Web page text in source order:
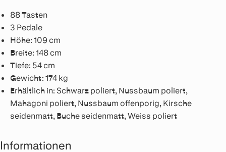
88 Tasten
3 Pedale
Höhe: 109 cm
Breite: 148 cm
Tiefe: 54 cm
Gewicht: 174 kg
Erhältlich in: Schwarz poliert, Nussbaum poliert,
Mahagoni poliert, Nussbaum offenporig, Kirsche
seidenmatt, Buche seidenmatt, Weiss poliert
Informationen